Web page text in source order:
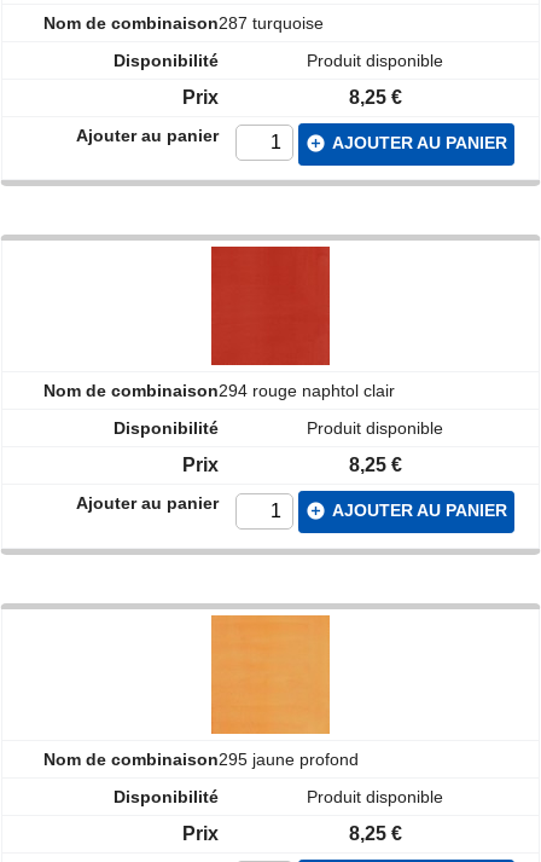
287 turquoise
Produit disponible
8,25 €
add_circle AJOUTER AU PANIER
294 rouge naphtol clair
Produit disponible
8,25 €
add_circle AJOUTER AU PANIER
295 jaune profond
Produit disponible
8,25 €